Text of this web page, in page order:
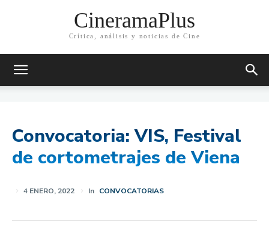
CineramaPlus
Crítica, análisis y noticias de Cine
Convocatoria: VIS, Festival
de cortometrajes de Viena
4 ENERO, 2022 In CONVOCATORIAS